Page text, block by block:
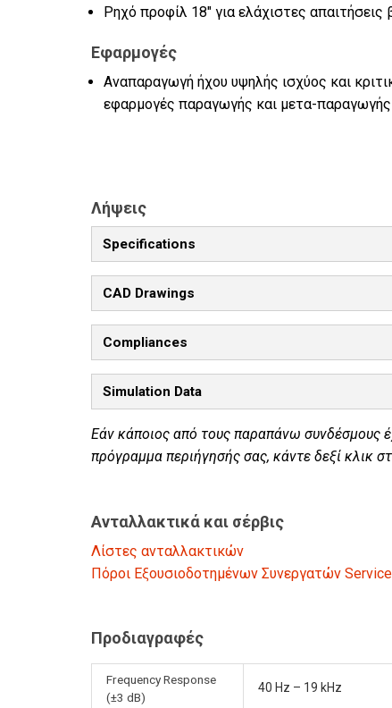
Ρηχό προφίλ 18" για ελάχιστες
Εφαρμογές
Αναπαραγωγή ήχου υψηλής ισχύος και
εφαρμογές παραγωγής και μετα-
Λήψεις
Specifications
CAD Drawings
Compliances
Simulation Data
Εάν κάποιος από τους παραπάνω συνδέσμους
πρόγραμμα περιήγησής σας, κάντε δεξί κλικ
Ανταλλακτικά και σέρβις
Λίστες ανταλλακτικών
Πόροι Εξουσιοδοτημένων Συνεργατών Service
Προδιαγραφές
Frequency Response
(±3 dB)
40 Hz – 19 kHz